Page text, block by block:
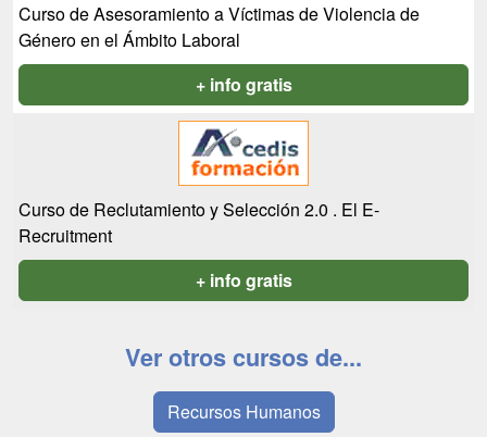
Curso de Asesoramiento a Víctimas de Violencia de
Género en el Ámbito Laboral
+ info gratis
Curso de Reclutamiento y Selección 2.0 . El E-
Recruitment
+ info gratis
Ver otros cursos de...
Recursos Humanos